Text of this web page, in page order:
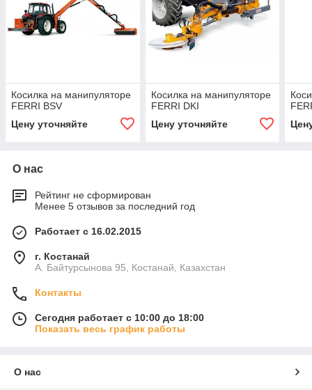
Косилка на манипуляторе
FERRI BSV
Цену уточняйте
Косилка на манипуляторе
FERRI DKI
Цену уточняйте
О нас
Рейтинг не сформирован
Менее 5 отзывов за последний год
Работает с 16.02.2015
г. Костанай
А. Байтурсынова 95, Костанай, Казахстан
Контакты
Сегодня работает с 10:00 до 18:00
Показать весь график работы
О нас